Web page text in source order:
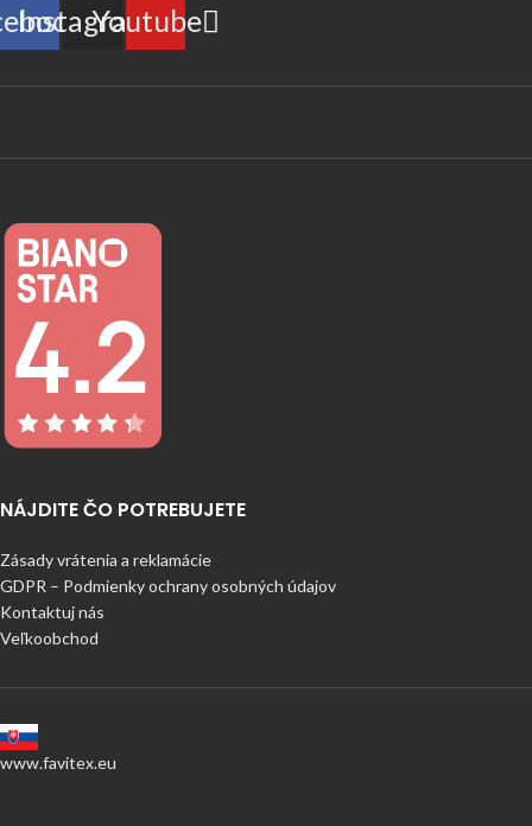
Instagram
Youtube
NÁJDITE ČO POTREBUJETE
Zásady vrátenia a reklamácie
GDPR – Podmienky ochrany osobných údajov
Kontaktuj nás
Veľkoobchod
www.favitex.eu